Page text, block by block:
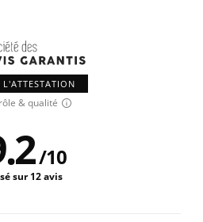
& qualité
/10
sur 12 avis